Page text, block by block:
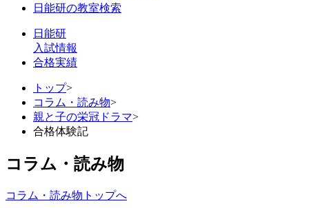
日能研の教室検索
日能研
入試情報
合格実績
トップ>
コラム・読み物>
親と子の栄冠ドラマ>
合格体験記
コラム・読み物
コラム・読み物トップへ